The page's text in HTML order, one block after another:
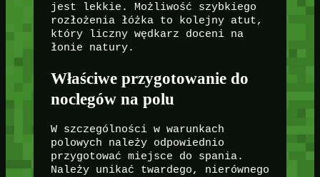
jest lekkie. Możliwość szybkiego
rozłożenia łóżka to kolejny atut,
który liczny wędkarz doceni na
łonie natury.
Właściwe przygotowanie do
noclegów na polu
W szczególności w warunkach
polowych należy odpowiednio
przygotować miejsce do spania.
Należy unikać twardego, nierównego